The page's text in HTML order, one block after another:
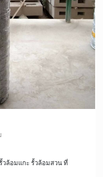
วล้อมแกะ รั้วล้อมสวน ที่